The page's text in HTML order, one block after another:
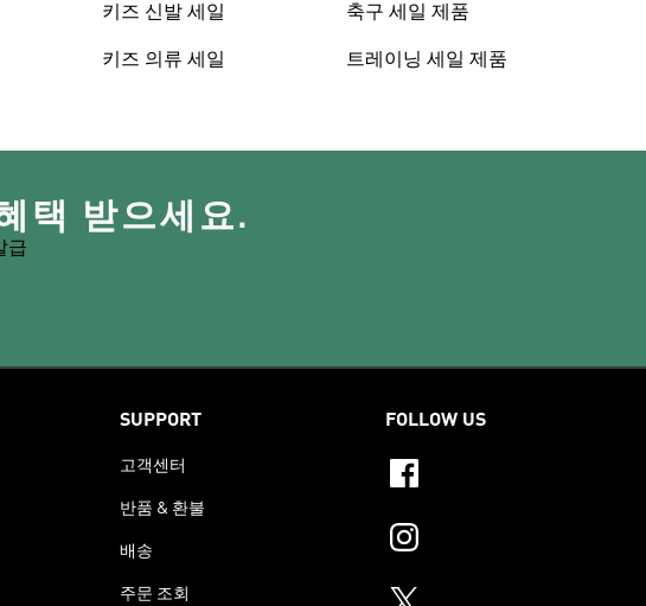
키즈 신발 세일
키즈 의류 세일
축구 세일 제품
트레이닝 세일 제품
택 받으세요.
급
SUPPORT
고객센터
반품 & 환불
배송
주문 조회
FOLLOW US